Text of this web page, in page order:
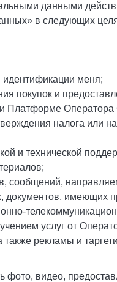
данными
в следующих
идентификации меня;
покупок и
Платформе Оператора
налога или
и технической
сообщений,
документов, имеющих
услуг от
рекламы и
фото, видео,